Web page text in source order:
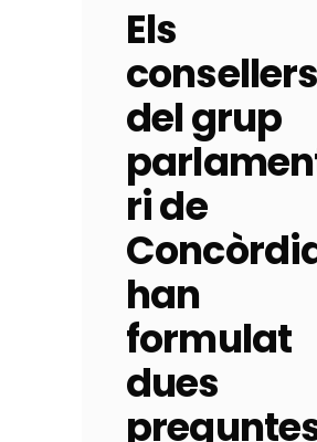
Els
consellers
del grup
ri de
han
formulat
dues